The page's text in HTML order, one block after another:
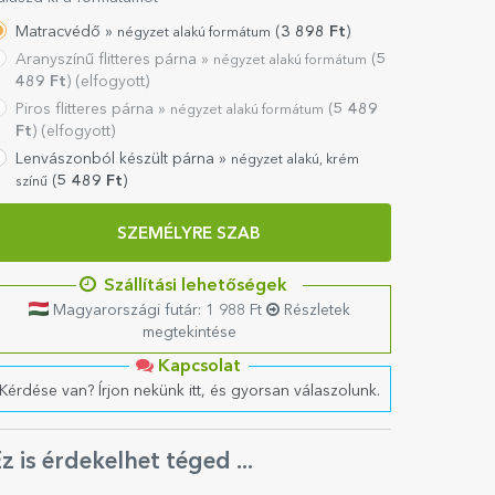
Matracvédő » négyzet alakú formátum (3 898 Ft)
Aranyszínű flitteres párna » négyzet alakú formátum (5
489 Ft) (elfogyott)
Piros flitteres párna » négyzet alakú formátum (5 489
Ft) (elfogyott)
Lenvászonból készült párna » négyzet alakú, krém
színű (5 489 Ft)
SZEMÉLYRE SZAB
Szállítási lehetőségek
Magyarországi futár: 1 988 Ft
Részletek
megtekintése
Kapcsolat
van? Írjon nekünk itt, és gyorsan válaszolunk.
is érdekelhet téged ...